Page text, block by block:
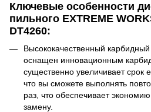
Ключевые особенности
пильного EXTREME
DT4260:
Высококачественный
оснащен инновационным
существенно увеличивает срок
что вы сможете выполнять
раз, что обеспечивает
замену.